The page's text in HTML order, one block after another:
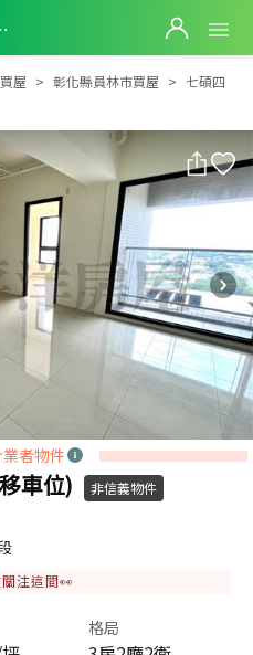
移車位)
七碩四季灣3房華廈(平移車位)
屋 彰化縣員林市買屋
七碩四
者物件
車位) 非信義物件
注這間👀
格局